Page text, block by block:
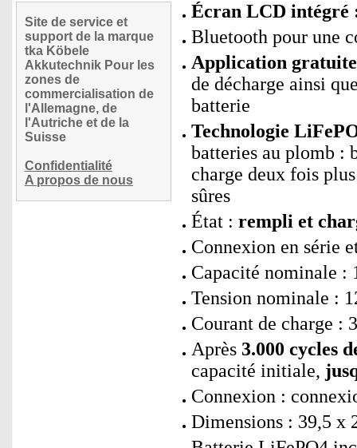
Site de service et
support de la marque
tka Köbele
Akkutechnik Pour les
zones de
commercialisation de
l'Allemagne, de
l'Autriche et de la
Suisse
Confidentialité
A propos de nous
Écran LCD intégré
Bluetooth pour une
Application
de décharge ainsi
batterie
Technologie
batteries au plomb :
charge deux fois
sûres
État : rempli et
Connexion en série
Capacité nominale :
Tension nominale :
Courant de charge :
Après 3.000 cycles
capacité initiale,
Connexion :
Dimensions : 39,5 x